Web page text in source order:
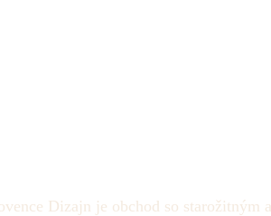
Dizajn je obchod so starožitným a